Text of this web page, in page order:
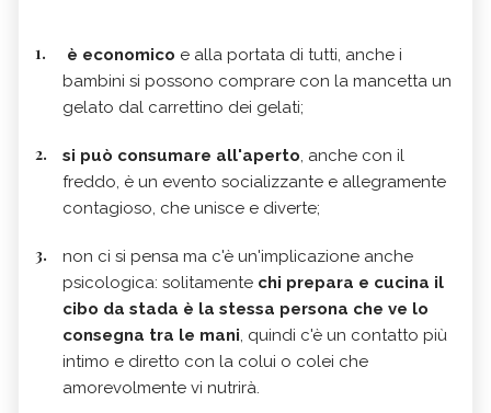
è economico e alla portata di tutti, anche i
bambini si possono comprare con la mancetta un
gelato dal carrettino dei gelati;
si può consumare all'aperto, anche con il
freddo, è un evento socializzante e allegramente
contagioso, che unisce e diverte;
non ci si pensa ma c'è un'implicazione anche
psicologica: solitamente chi prepara e cucina il
cibo da stada è la stessa persona che ve lo
consegna tra le mani, quindi c'è un contatto più
intimo e diretto con la colui o colei che
amorevolmente vi nutrirà.